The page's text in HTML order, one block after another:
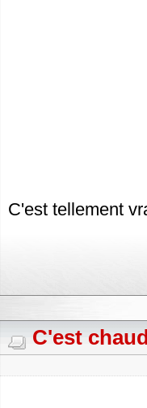
C'est tellement
C'est